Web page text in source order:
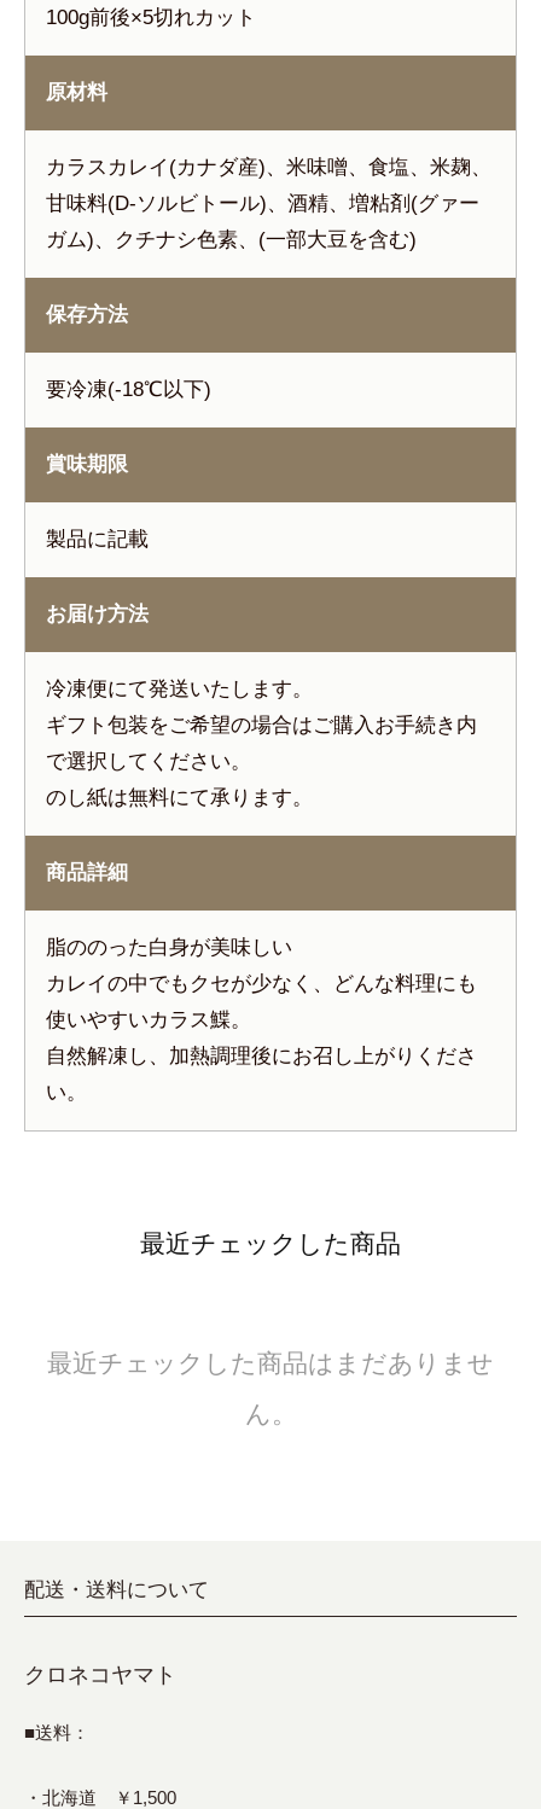
100g前後×5切れカット
原材料
カラスカレイ(カナダ産)、米味噌、食塩、米麹、
甘味料(D-ソルビトール)、酒精、増粘剤(グァー
ガム)、クチナシ色素、(一部大豆を含む)
保存方法
要冷凍(-18℃以下)
賞味期限
製品に記載
お届け方法
冷凍便にて発送いたします。
ギフト包装をご希望の場合はご購入お手続き内
で選択してください。
のし紙は無料にて承ります。
商品詳細
脂ののった白身が美味しい
カレイの中でもクセが少なく、どんな料理にも
使いやすいカラス鰈。
自然解凍し、加熱調理後にお召し上がりくださ
い。
最近チェックした商品
最近チェックした商品はまだありませ
ん。
配送・送料について
クロネコヤマト
■送料：
・北海道 ￥1,500